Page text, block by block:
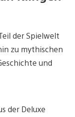
der Spielwelt
zu mythischen
und
der Deluxe